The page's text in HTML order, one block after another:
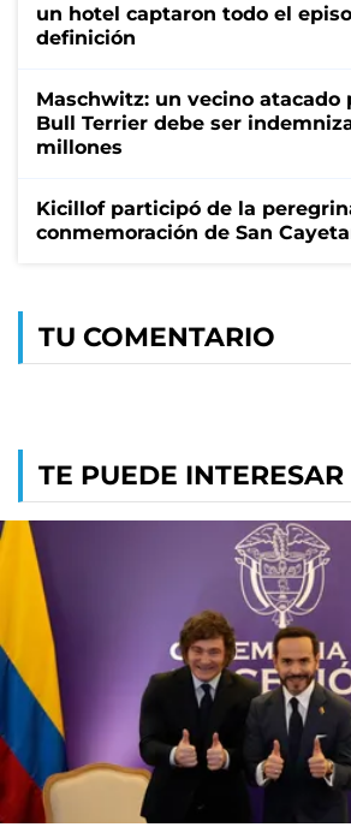
un hotel captaron todo el
definición
Maschwitz: un vecino atacado
Bull Terrier debe ser
millones
Kicillof participó de la
conmemoración de San
TU COMENTARIO
TE PUEDE INTERESAR